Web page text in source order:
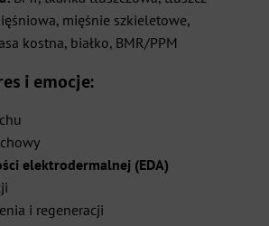
mięśnie szkieletowe,
kostna, białko, BMR/PPM
i emocje:
elektrodermalnej (EDA)
i regeneracji